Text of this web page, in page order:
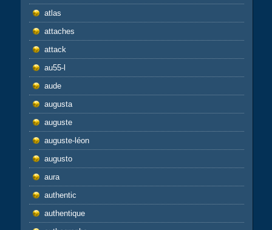
atlas
attaches
attack
au55-l
aude
augusta
auguste
auguste-léon
augusto
aura
authentic
authentique